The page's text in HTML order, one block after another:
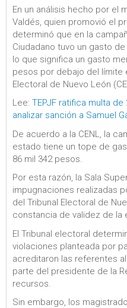
En un análisis hecho por el
Valdés, quien promovió el
determinó que en la
Ciudadano tuvo un gasto
lo que significa un gasto
pesos por debajo del límite
Electoral de Nuevo León
Lee: TEPJF ratifica multa de
analizar sanción a Samuel
De acuerdo a la CENL, la
estado tiene un tope de
86 mil 342 pesos.
Por esta razón, la Sala
impugnaciones realizadas
del Tribunal Electoral de
constancia de validez de la
El Tribunal electoral
violaciones planteada por
acreditaron las referentes
parte del presidente de la
recursos.
Sin embargo, los